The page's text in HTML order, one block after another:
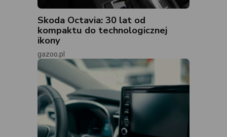
Skoda Octavia: 30 lat od
kompaktu do technologicznej
ikony
gazoo.pl